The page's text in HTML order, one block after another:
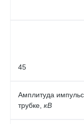
45
Амплитуда
трубке, кВ